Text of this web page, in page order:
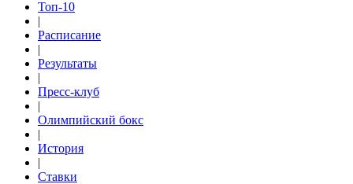
Топ-10
|
Расписание
|
Результаты
|
Пресс-клуб
|
Олимпийский бокс
|
История
|
Ставки